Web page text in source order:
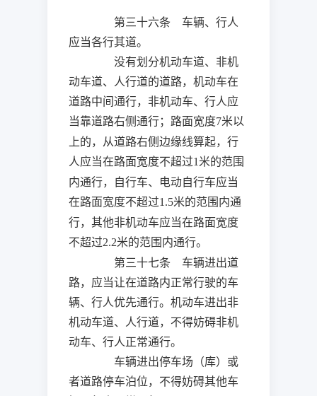
第三十六条 车辆、行人
应当各行其道。
没有划分机动车道、非机
动车道、人行道的道路，机动车在
道路中间通行，非机动车、行人应
当靠道路右侧通行；路面宽度7米以
上的，从道路右侧边缘线算起，行
人应当在路面宽度不超过1 米的范围
内通行，自行车、电动自行车应当
在路面宽度不超过1.5米的范围内通
行，其他非机动车应当在路面宽度
不超过2.2米的范围内通行。
第三十七条 车辆进出道
路，应当让在道路内正常行驶的车
辆、行人优先通行。机动车进出非
机动车道、人行道，不得妨碍非机
动车、行人正常通行。
车辆进出停车场（库）或
者道路停车泊位，不得妨碍其他车